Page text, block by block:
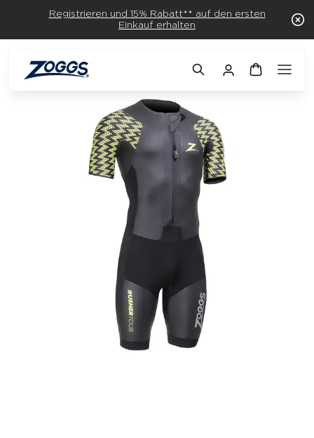
Registrieren und 15% Rabatt** auf den ersten
Einkauf erhalten